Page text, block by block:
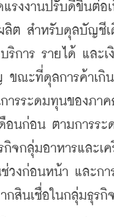
งานปรับดีขึ้นต่อเ
ลิต สำหรับดุลบัญชี
ริการ รายได้ และเ
ขณะที่ดุลการค้าเกิ
ารระดมทุนของภาค
อนก่อน ตามการร
กิจกลุ่มอาหารและเ
ช่วงก่อนหน้า และก
กสินเชื่อในกลุ่มธุรกิ